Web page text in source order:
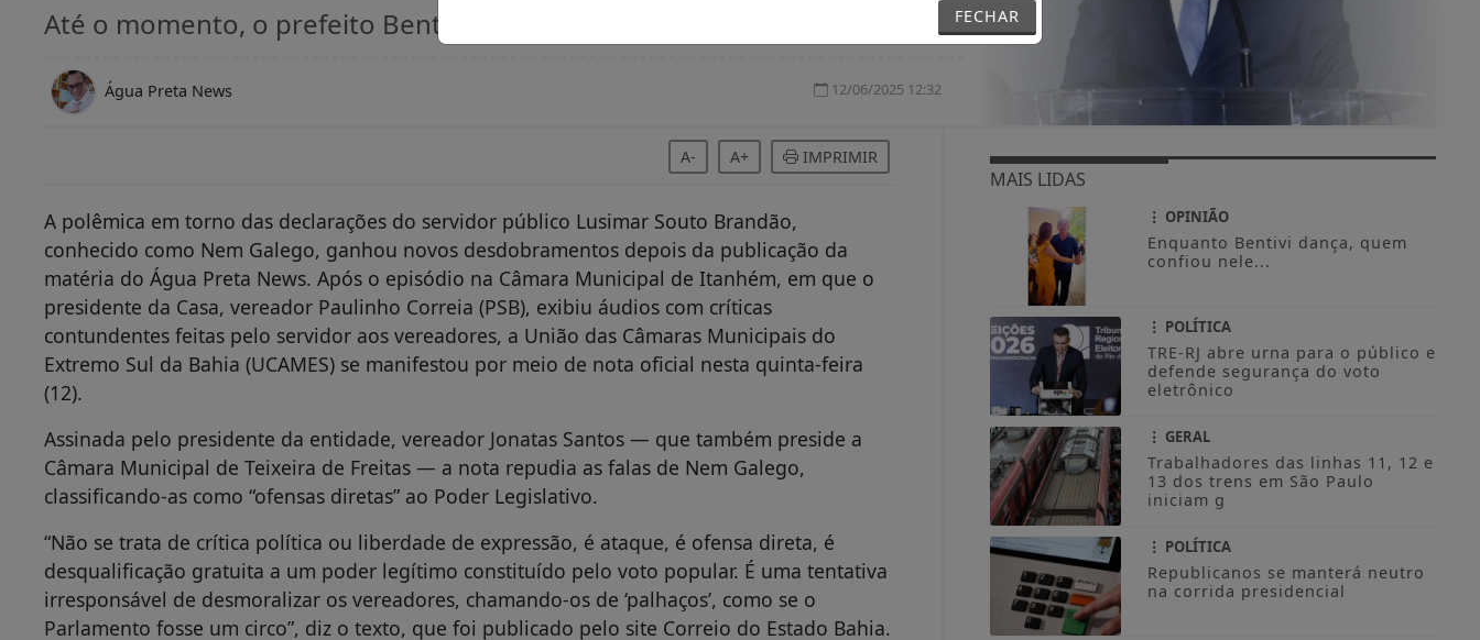
FECHAR
Até o momento, o prefeito Bentivi não se pronunciou sobre o episódio.
Água Preta News 12/06/2025 12:32
A- A+ IMPRIMIR
A polêmica em torno das declarações do servidor público Lusimar Souto Brandão,
conhecido como Nem Galego, ganhou novos desdobramentos depois da publicação da
matéria do Água Preta News. Após o episódio na Câmara Municipal de Itanhém, em que o
presidente da Casa, vereador Paulinho Correia (PSB), exibiu áudios com críticas
contundentes feitas pelo servidor aos vereadores, a União das Câmaras Municipais do
Extremo Sul da Bahia (UCAMES) se manifestou por meio de nota oficial nesta quinta-feira
(12).
Assinada pelo presidente da entidade, vereador Jonatas Santos — que também preside a
Câmara Municipal de Teixeira de Freitas — a nota repudia as falas de Nem Galego,
classificando-as como “ofensas diretas” ao Poder Legislativo.
“Não se trata de crítica política ou liberdade de expressão, é ataque, é ofensa direta, é
desqualificação gratuita a um poder legítimo constituído pelo voto popular. É uma tentativa
irresponsável de desmoralizar os vereadores, chamando-os de ‘palhaços’, como se o
Parlamento fosse um circo”, diz o texto, que foi publicado pelo site Correio do Estado Bahia.
MAIS LIDAS
OPINIÃO
Enquanto Bentivi dança, quem
confiou nele...
POLÍTICA
TRE-RJ abre urna para o público e
defende segurança do voto
eletrônico
GERAL
Trabalhadores das linhas 11, 12 e
13 dos trens em São Paulo
iniciam g
POLÍTICA
Republicanos se manterá neutro
na corrida presidencial